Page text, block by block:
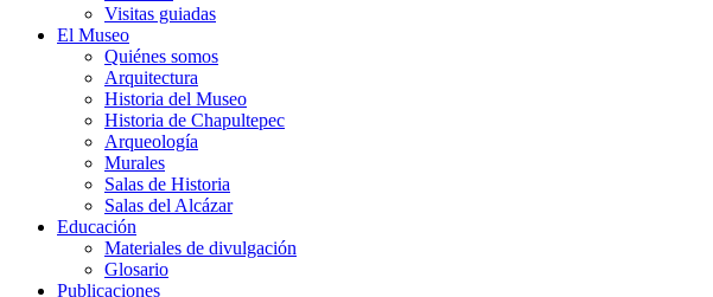
Visitas guiadas
El Museo
Quiénes somos
Arquitectura
Historia del Museo
Historia de Chapultepec
Arqueología
Murales
Salas de Historia
Salas del Alcázar
Educación
Materiales de divulgación
Glosario
Publicaciones